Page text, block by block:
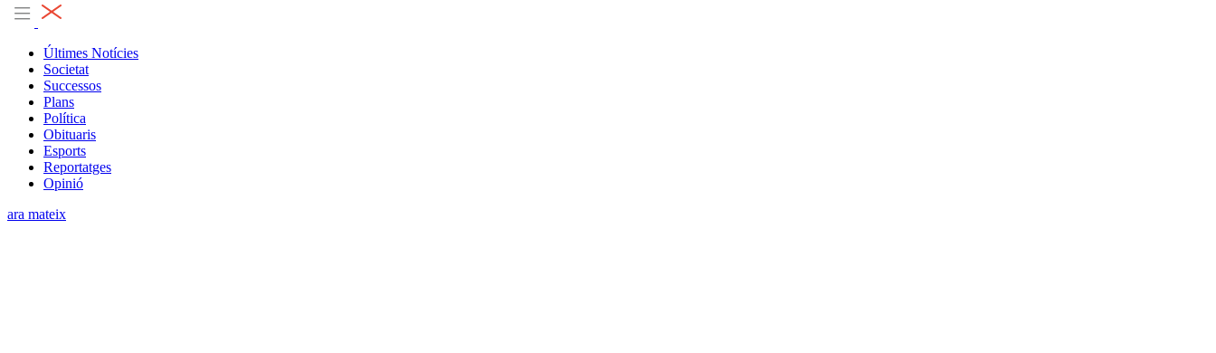
Últimes Notícies
Societat
Successos
Plans
Política
Obituaris
Esports
Reportatges
Opinió
ara mateix